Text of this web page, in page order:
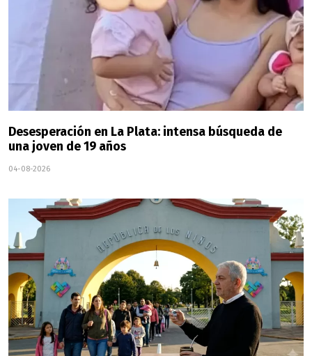
Desesperación en La Plata: intensa búsqueda de
una joven de 19 años
04-08-2026